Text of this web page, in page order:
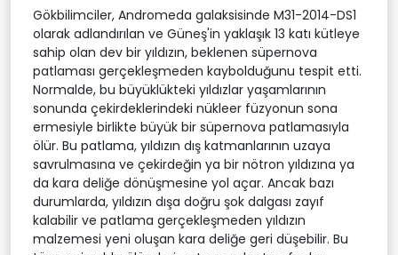
Gökbilimciler, Andromeda galaksisinde M31-2014-DS1
olarak adlandırılan ve Güneş'in yaklaşık 13 katı kütleye
sahip olan dev bir yıldızın, beklenen süpernova
patlaması gerçekleşmeden kaybolduğunu tespit etti.
Normalde, bu büyüklükteki yıldızlar yaşamlarının
sonunda çekirdeklerindeki nükleer füzyonun sona
ermesiyle birlikte büyük bir süpernova patlamasıyla
ölür. Bu patlama, yıldızın dış katmanlarının uzaya
savrulmasına ve çekirdeğin ya bir nötron yıldızına ya
da kara deliğe dönüşmesine yol açar. Ancak bazı
durumlarda, yıldızın dışa doğru şok dalgası zayıf
kalabilir ve patlama gerçekleşmeden yıldızın
malzemesi yeni oluşan kara deliğe geri düşebilir. Bu